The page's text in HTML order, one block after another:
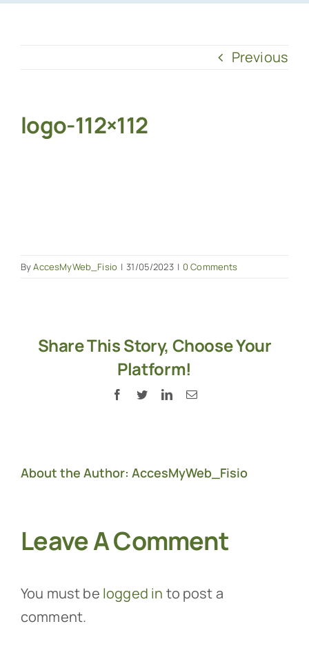
Previous
logo-112×112
ByAccesMyWeb_Fisio | 31/05/2023 | 0 Comments
Share This Story, Choose Your
Platform!
Facebook
TwitterLinkedInEmail
About the Author: AccesMyWeb_Fisio
Leave A Comment
You must be logged in to post a
comment.